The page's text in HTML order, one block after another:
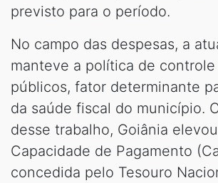
previsto para o período.
No campo das despesas, a
manteve a política de
públicos, fator determinante
da saúde fiscal do município.
desse trabalho, Goiânia
Capacidade de Pagamento
concedida pelo Tesouro